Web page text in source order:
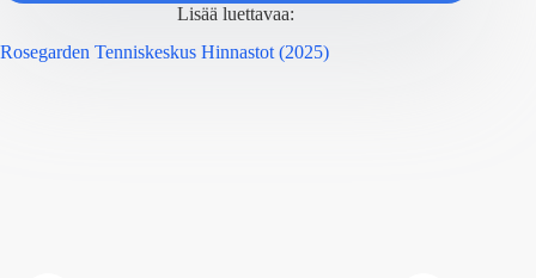
Lisää luettavaa:
Rosegarden Tenniskeskus Hinnastot (2025)